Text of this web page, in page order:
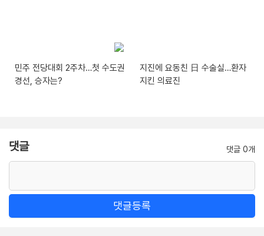
민주 전당대회 2주차…첫 수도권
경선, 승자는?
지진에 요동친 日 수술실…환자
지킨 의료진
댓글 댓글 0개
댓글등록